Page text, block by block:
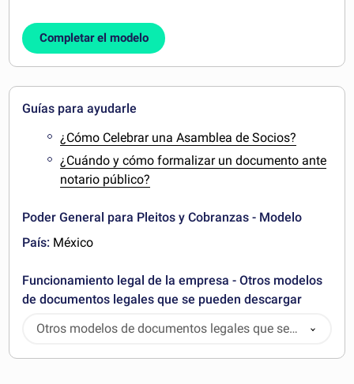
Completar el modelo
Guías para ayudarle
¿Cómo Celebrar una Asamblea de Socios?
¿Cuándo y cómo formalizar un documento ante
notario público?
Poder General para Pleitos y Cobranzas - Modelo
País: México
Funcionamiento legal de la empresa - Otros modelos
de documentos legales que se pueden descargar
Otros modelos de documentos legales que se
pueden descargar